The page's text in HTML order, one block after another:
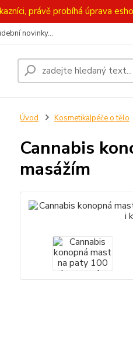
právě probíhá úprava
novinky...
Úvod Kosmetika|péče o tělo
Cannabis
masážím